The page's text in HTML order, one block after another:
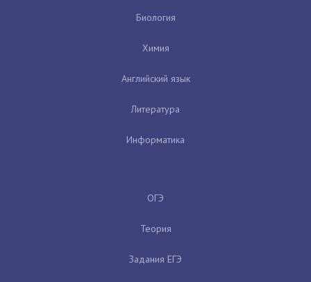
Биология
Химия
Английский язык
Литература
Информатика
ОГЭ
Теория
Задания ЕГЭ